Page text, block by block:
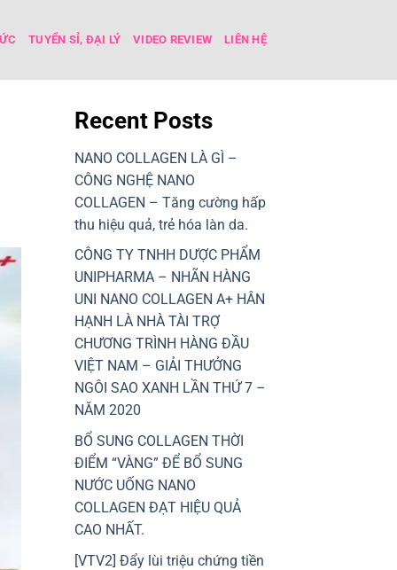
TUYỂN SỈ, ĐẠI LÝ VIDEO REVIEW LIÊN HỆ
Recent Posts
NANO COLLAGEN LÀ GÌ –
CÔNG NGHỆ NANO
COLLAGEN – Tăng cường hấp
thu hiệu quả, trẻ hóa làn da.
CÔNG TY TNHH DƯỢC PHẨM
UNIPHARMA – NHÃN HÀNG
UNI NANO COLLAGEN A+ HÂN
HẠNH LÀ NHÀ TÀI TRỢ
CHƯƠNG TRÌNH HÀNG ĐẦU
VIỆT NAM – GIẢI THƯỞNG
NGÔI SAO XANH LẦN THỨ 7 –
NĂM 2020
BỔ SUNG COLLAGEN THỜI
ĐIỂM “VÀNG” ĐỂ BỔ SUNG
NƯỚC UỐNG NANO
COLLAGEN ĐẠT HIỆU QUẢ
CAO NHẤT.
[VTV2] Đẩy lùi triệu chứng tiền